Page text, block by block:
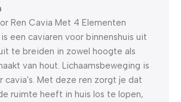
Ren Cavia Met 4 Elementen
een caviaren voor binnenshuis uit
te breiden in zowel hoogte als
van hout. Lichaamsbeweging is
cavia's. Met deze ren zorgt je dat
ruimte heeft in huis los te lopen,